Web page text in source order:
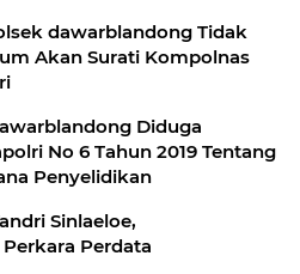
dawarblandong Tidak
Akan Surati Kompolnas
Diduga
No 6 Tahun 2019 Tentang
Penyelidikan
Sinlaeloe,
Perdata